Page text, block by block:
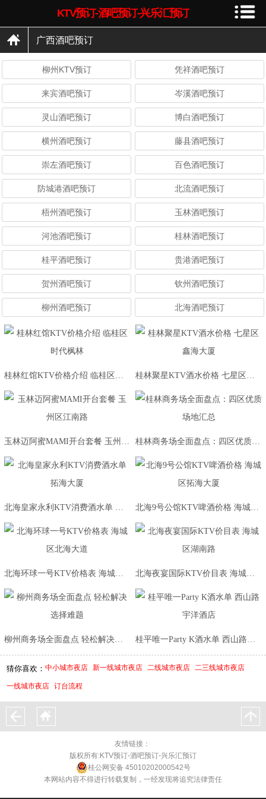
KTV预订-酒吧预订-兴乐汇预订
广西酒吧预订
柳州KTV预订 凭祥酒吧预订
来宾酒吧预订 岑溪酒吧预订
灵山酒吧预订 博白酒吧预订
横州酒吧预订 藤县酒吧预订
崇左酒吧预订 百色酒吧预订
防城港酒吧预订 北流酒吧预订
梧州酒吧预订 玉林酒吧预订
河池酒吧预订 桂林酒吧预订
桂平酒吧预订 贵港酒吧预订
贺州酒吧预订 钦州酒吧预订
柳州酒吧预订 北海酒吧预订
桂林红馆KTV价格介绍 临桂区时代枫林 桂林聚星KTV酒水价格 七星区鑫海大厦
玉林迈阿蜜MAMI开台套餐 玉州区江南路 桂林商务场全面盘点：四区优质场地汇总
北海皇家永利KTV消费酒水单 拓海大厦 北海9号公馆KTV啤酒价格 海城区拓海大厦
北海环球一号KTV价格表 海城区北海大道 北海夜宴国际KTV价目表 海城区湖南路
柳州商务场全面盘点 轻松解决选择难题 桂平唯一Party K酒水单 西山路宇洋酒店
猜你喜欢：中小城市夜店 新一线城市夜店 二线城市夜店 二三线城市夜店
一线城市夜店 订台流程
友情链接：
版权所有:KTV预订-酒吧预订-兴乐汇预订
桂公网安备 45010202000542号
本网站内容不得进行转载复制，一经发现将追究法律责任